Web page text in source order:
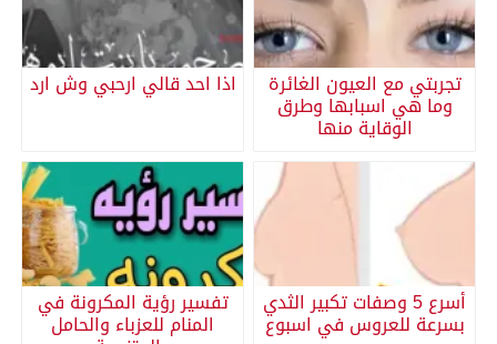
تجربتي مع العيون الغائرة
وما هي اسبابها وطرق
الوقاية منها
اذا احد قالي ارحبي وش ارد
أسرع 5 وصفات تكبير الثدي
بسرعة للعروس في اسبوع
تفسير رؤية المكرونة في
المنام للعزباء والحامل